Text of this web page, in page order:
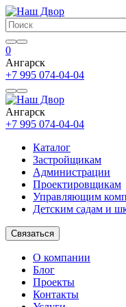
0
Ангарск
+7 995 074-04-04
Ангарск
+7 995 074-04-04
Каталог
Застройщикам
Администрации
Проектировщикам
Управляющим
Детским садам и
Связаться
О компании
Блог
Проекты
Контакты